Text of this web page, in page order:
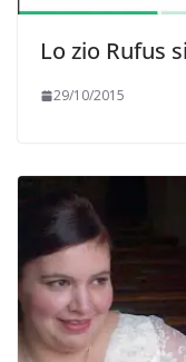
Lo zio Rufus
29/10/2015